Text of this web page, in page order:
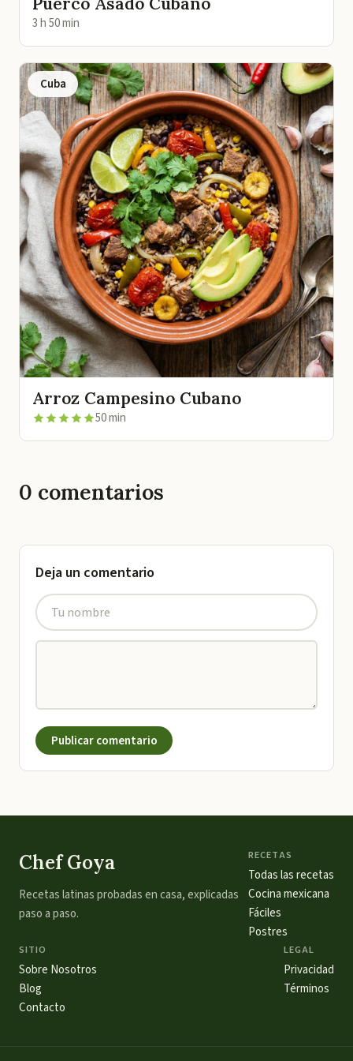
3 h 50 min
Cuba
Arroz Campesino Cubano
50 min
0 comentarios
Deja un comentario
Publicar comentario
Chef Goya
Recetas latinas probadas en casa, explicadas
paso a paso.
RECETAS
Todas las recetas
Cocina mexicana
Fáciles
Postres
SITIO
Sobre Nosotros
Blog
Contacto
LEGAL
Privacidad
Términos